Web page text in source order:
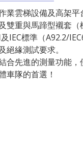
業雲梯設備及高架平
雙重與馬蹄型襯套（
IEC標準（A92.2/
絕緣測試要求。
合先進的測量功能
車隊的首選！